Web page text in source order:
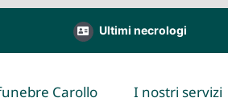
Ultimi necrologi
Carollo I nostri servizi